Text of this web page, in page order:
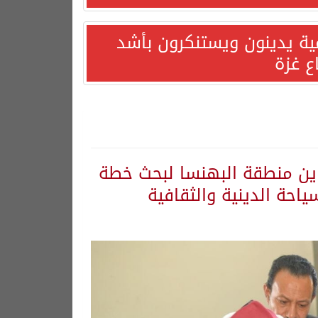
يدينون ويستنكرون بأشد
غزة
منطقة البهنسا لبحث خطة
الدينية والثقافية